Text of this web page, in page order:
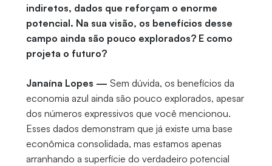
indiretos, dados que reforçam o enorme
potencial. Na sua visão, os benefícios desse
campo ainda são pouco explorados? E como
projeta o futuro?
Janaína Lopes — Sem dúvida, os benefícios da
economia azul ainda são pouco explorados, apesar
dos números expressivos que você mencionou.
Esses dados demonstram que já existe uma base
econômica consolidada, mas estamos apenas
arranhando a superfície do verdadeiro potencial